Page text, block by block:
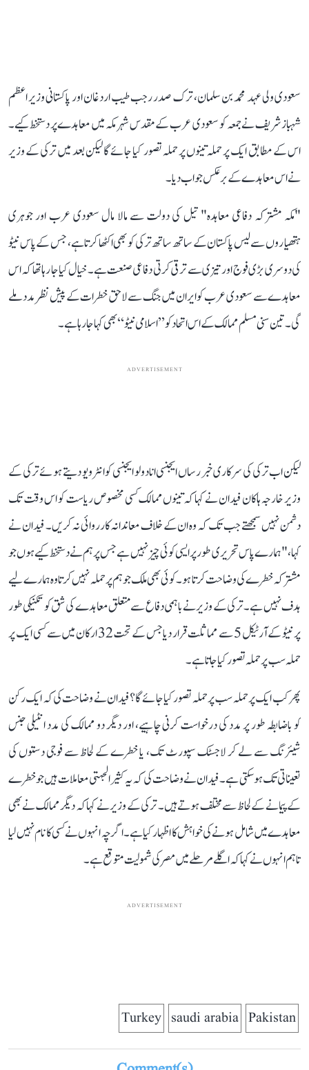
سعودی ولی عہد محمد بن سلمان، ترک صدر رجب طیب اردغان اور پاکستانی وزیر اعظم
شہباز شریف نے جمعہ کو سعودی عرب کے مقدس شہر مکہ میں معاہدے پر دستخط کیے۔
اس کے مطابق ایک پر حملہ تینوں پر حملہ تصور کیا جائے گا لیکن بعد میں ترکی کے وزیر
نےاس معاہدے کے برعکس جواب دیا۔
"مکہ مشترکہ دفاعی معاہدہ" تیل کی دولت سے مالا مال سعودی عرب اور جوہری
ہتھیاروں سے لیس پاکستان کے ساتھ ساتھ ترکی کو بھی اکٹھا کرتا ہے، جس کے پاس نیٹو
کی دوسری بڑی فوج اور تیزی سے ترقی کرتی دفاعی صنعت ہے۔ خیال کیا جا رہا تھا کہ اس
معاہدے سے سعودی عرب کو ایران میں جنگ سے لاحق خطرات کے پیش نظر مدد ملے
گی۔ تین سنی مسلم ممالک کے اس اتحاد کو ’’اسلامی نیٹو‘‘ بھی کہا جا رہا ہے۔
ADVERTISEMENT
لیکن اب ترکی کی سرکاری خبر رساں ایجنسی انادولو ایجنسی کو انٹرویو دیتے ہوئے ترکی کے
وزیر خارجہ ہاکان فیدان نے کہا کہ تینوں ممالک کسی مخصوص ریاست کو اس وقت تک
دشمن نہیں سمجھتے جب تک کہ وہ ان کے خلاف معاندانہ کارروائی نہ کریں۔ فیدان نے
کہا، "ہمارے پاس تحریری طور پر ایسی کوئی چیز نہیں ہے جس پر ہم نے دستخط کیے ہوں جو
مشترکہ خطرے کی وضاحت کرتا ہو۔ کوئی بھی ملک جو ہم پر حملہ نہیں کرتا وہ ہمارے لیے
ہدف نہیں ہے۔ ترکی کے وزیر نے باہمی دفاع سے متعلق معاہدے کی شق کو تکنیکی طور
پر نیٹو کے آرٹیکل 5 سے مماثلت قرار دیا جس کے تحت 32 ارکان میں سے کسی ایک پر
حملہ سب پر حملہ تصور کیا جاتا ہے۔
پھر کب ایک پر حملہ سب پر حملہ تصور کیا جائے گا؟ فیدان نے وضاحت کی کہ ایک رکن
کو باضابطہ طور پر مدد کی درخواست کرنی چاہیے، اور دیگر دو ممالک کی مدد انٹیلی جنس
شیئرنگ سے لے کر لاجسٹک سپورٹ تک، یا خطرے کے لحاظ سے فوجی دستوں کی
تعیناتی تک ہوسکتی ہے۔ فیدان نے وضاحت کی کہ یہ کثیر الجہتی معاملات ہیں جو خطرے
کے پیمانے کے لحاظ سے مختلف ہوتے ہیں۔ ترکی کے وزیر نے کہا کہ دیگر ممالک نے بھی
معاہدے میں شامل ہونے کی خواہش کا اظہار کیا ہے۔ اگرچہ انہوں نے کسی کا نام نہیں لیا
تاہم انہوں نے کہا کہ اگلے مرحلے میں مصر کی شمولیت متوقع ہے۔
ADVERTISEMENT
Pakistan
saudi arabia
Turkey